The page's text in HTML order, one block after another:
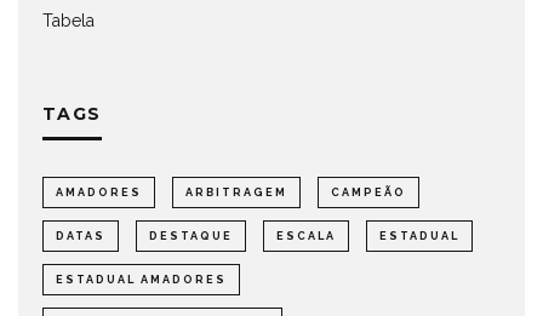
Tabela
TAGS
AMADORES ARBITRAGEM CAMPEÃO
DATAS DESTAQUE ESCALA ESTADUAL
ESTADUAL AMADORES